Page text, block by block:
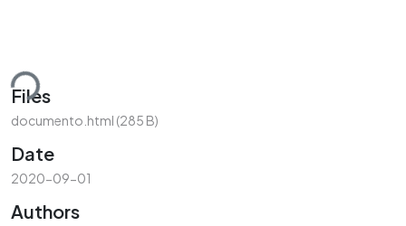
Files
documento.html (285 B)
Date
2020-09-01
Authors